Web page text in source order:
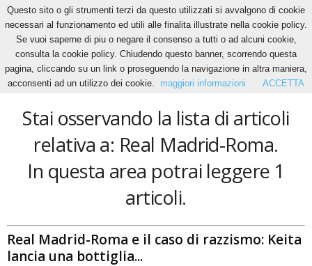
Home Tags Real Madrid-Roma
Real Madrid-Roma
Stai osservando la lista di articoli
relativa a: Real Madrid-Roma.
In questa area potrai leggere 1
articoli.
Real Madrid-Roma e il caso di razzismo: Keita
lancia una bottiglia...
Questo sito o gli strumenti terzi da questo utilizzati si avvalgono di cookie
necessari al funzionamento ed utili alle finalita illustrate nella cookie policy.
Se vuoi saperne di piu o negare il consenso a tutti o ad alcuni cookie,
consulta la cookie policy. Chiudendo questo banner, scorrendo questa
pagina, cliccando su un link o proseguendo la navigazione in altra maniera,
acconsenti ad un utilizzo dei cookie.
maggiori informazioni ACCETTA